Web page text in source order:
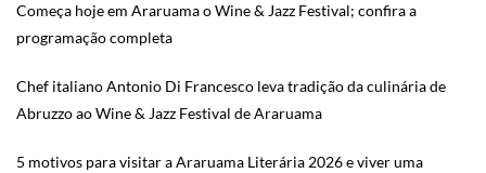
Começa hoje em Araruama o Wine & Jazz Festival; confira a
programação completa
Chef italiano Antonio Di Francesco leva tradição da culinária de
Abruzzo ao Wine & Jazz Festival de Araruama
5 motivos para visitar a Araruama Literária 2026 e viver uma